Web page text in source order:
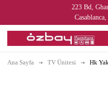
223 Bd,
Ana Sayfa TV Ünitesi Hk